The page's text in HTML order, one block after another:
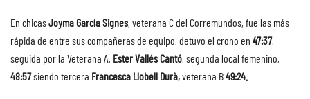
En chicasJoyma García Signes, veterana C del Corremundos, fue las más
rápida de entre sus compañeras de equipo, detuvo el crono en 47:37,
seguida por la Veterana A, Ester Vallés Cantó, segunda local femenino,
48:57siendo tercera Francesca Llobell Durà,veterana B49:24.